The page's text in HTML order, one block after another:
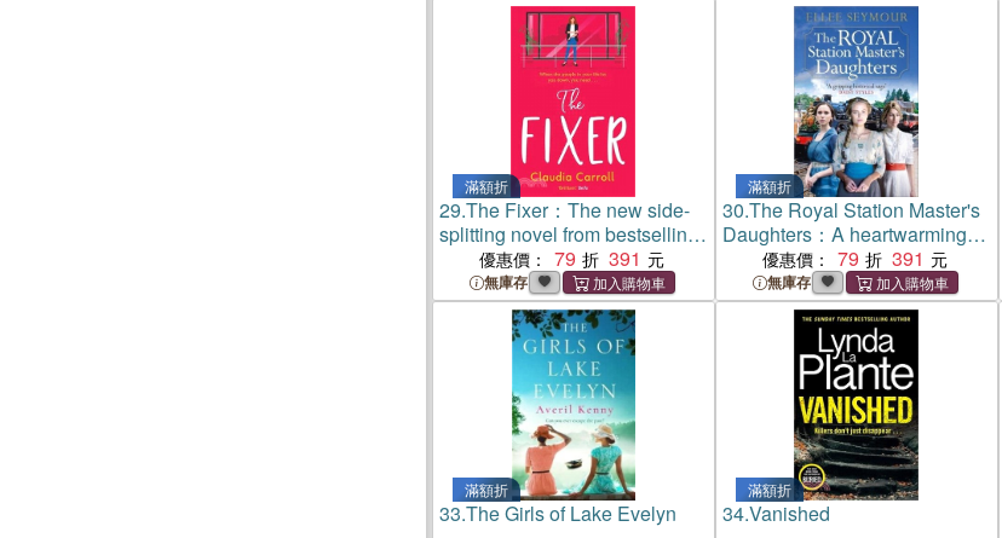
滿額折
29.The Fixer：The new side-
splitting novel from bestselling
author Claudia Carroll
優惠價： 79 391
無庫存
滿額折
30.The Royal Station Master's
Daughters：A heartwarming
World War I saga of family,
secrets and royalty (The Royal
Station Master's Daughters
Series book 1)
優惠價： 79 391
無庫存
滿額折
33.The Girls of Lake Evelyn
滿額折
34.Vanished